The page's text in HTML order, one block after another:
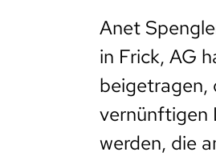
Anet
in Frick, AG
beigetragen,
vernünftigen
werden, die